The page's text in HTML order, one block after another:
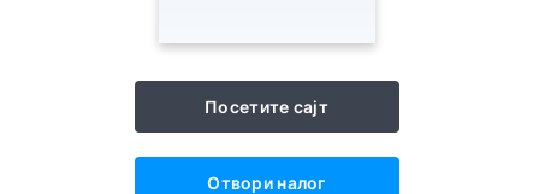
Посетите сајт
Отвори налог